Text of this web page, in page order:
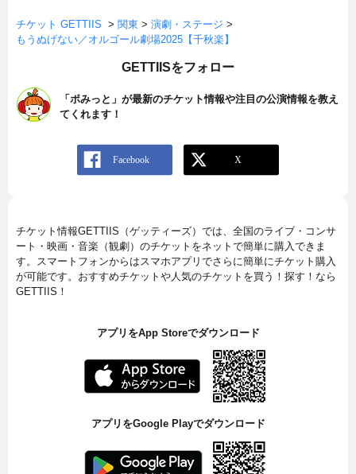
チケット GETTIIS > 関東 > 演劇・ステージ >
もうぬげない／オルゴール劇場2025【千秋楽】
GETTIISをフォロー
「ポみっと」が最新のチケット情報や注目の公演情報を教え
てくれます！
チケット情報GETTIIS（ゲッティーズ）では、全国のライブ・コンサ
ート・映画・音楽（観劇）のチケットをネットで簡単に購入できま
す。スマートフォンからはスマホアプリでさらに簡単にチケット購入
が可能です。おすすめチケットや人気のチケットを買う！探す！なら
GETTIIS！
アプリをApp Storeでダウンロード
アプリをGoogle Playでダウンロード